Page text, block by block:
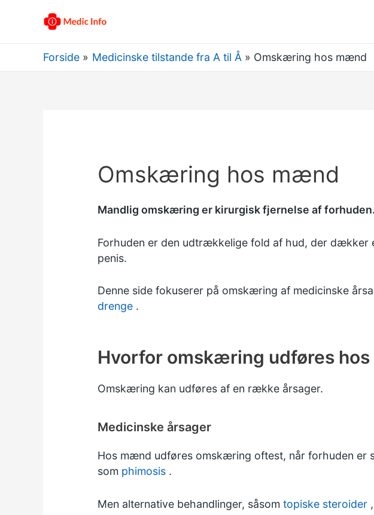
Forside Medicinske tilstande fra A til Å Omskæring hos mænd
Omskæring hos mænd
Mandlig omskæring er kirurgisk fjernelse af forhuden.
Forhuden er den udtrækkelige fold af hud, der
penis.
Denne side fokuserer på omskæring af medicinske
drenge.
Hvorfor omskæring udføres
Omskæring kan udføres af en række årsager.
Medicinske årsager
Hos mænd udføres omskæring oftest, når forhuden
som phimosis.
Men alternative behandlinger, såsom topiske steroider,